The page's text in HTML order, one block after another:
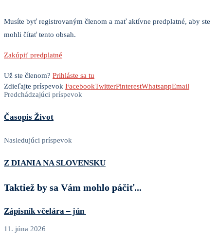
Musíte byť registrovaným členom a mať aktívne predplatné, aby ste
mohli čítať tento obsah.
Zakúpiť predplatné
Už ste členom? Prihláste sa tu
Zdieľajte príspevok FacebookTwitterPinterestWhatsappEmail
Predchádzajúci príspevok
Časopis Život
Nasledujúci príspevok
Z DIANIA NA SLOVENSKU
Taktiež by sa Vám mohlo páčiť...
Zápisník včelára – jún
11. júna 2026